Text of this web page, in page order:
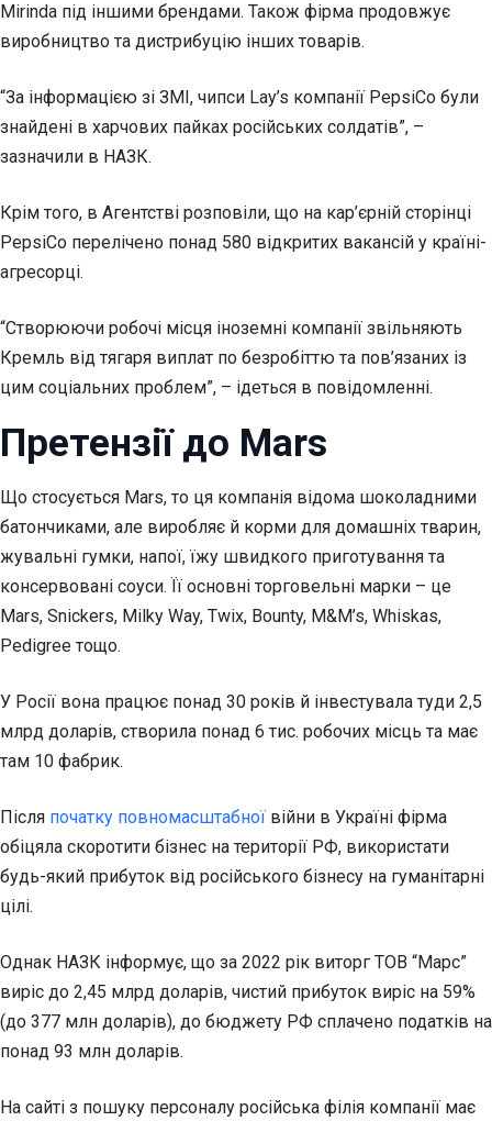
Mirinda під іншими брендами. Також фірма продовжує
виробництво та дистрибуцію інших товарів.
“За інформацією зі ЗМІ, чипси Lay’s компанії PepsiCo були
знайдені в харчових пайках російських солдатів”, –
зазначили в НАЗК.
Крім того, в Агентстві розповіли, що на кар’єрній сторінці
PepsiCo перелічено понад 580 відкритих вакансій у країні-
агресорці.
“Створюючи робочі місця іноземні компанії звільняють
Кремль від тягаря виплат по безробіттю та пов’язаних із
цим соціальних проблем”, – ідеться в повідомленні.
Претензії до Mars
Що стосується Mars, то ця компанія відома шоколадними
батончиками, але виробляє й корми для домашніх тварин,
жувальні гумки, напої, їжу швидкого приготування та
консервовані соуси. Її основні торговельні марки – це
Mars, Snickers, Milky Way, Twix, Bounty, M&M’s, Whiskas,
Pedigree тощо.
У Росії вона працює понад 30 років й інвестувала туди 2,5
млрд доларів, створила понад 6 тис. робочих місць та має
там 10 фабрик.
Після початку повномасштабної війни в Україні фірма
обіцяла скоротити бізнес на території РФ, використати
будь-який прибуток від російського бізнесу на гуманітарні
цілі.
Однак НАЗК інформує, що за 2022 рік виторг ТОВ “Марс”
виріс до 2,45 млрд доларів, чистий прибуток виріс на 59%
(до 377 млн доларів), до бюджету РФ сплачено податків на
понад 93 млн доларів.
На сайті з пошуку персоналу російська філія компанії має